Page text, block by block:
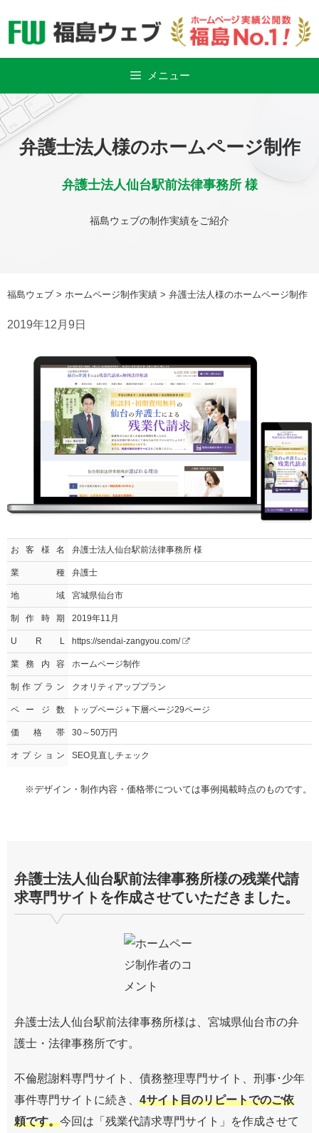
メニュー
弁護士法人様のホームページ制作
弁護士法人仙台駅前法律事務所 様
福島ウェブの制作実績をご紹介
福島ウェブ > ホームページ制作実績 > 弁護士法人様のホームページ制作
2019年12月9日
お客様名 弁護士法人仙台駅前法律事務所 様
業種 弁護士
地域 宮城県仙台市
制作時期 2019年11月
U R L https://sendai-zangyou.com/
業務内容 ホームページ制作
制作プラン クオリティアッププラン
ページ数 トップページ＋下層ページ29ページ
価格帯 30～50万円
オプション SEO⾒直しチェック
※デザイン・制作内容・価格帯については事例掲載時点のものです。
弁護士法人仙台駅前法律事務所様の残業代請
求専門サイトを作成させていただきました。
弁護士法人仙台駅前法律事務所様は、宮城県仙台市の弁
護士・法律事務所です。
不倫慰謝料専門サイト 債務整理専門サイト
刑事･少年
事件専門サイト に続き、 4サイト目のリピートでのご依
頼です。今回は「 残業代請求専門サイト 」を作成させて